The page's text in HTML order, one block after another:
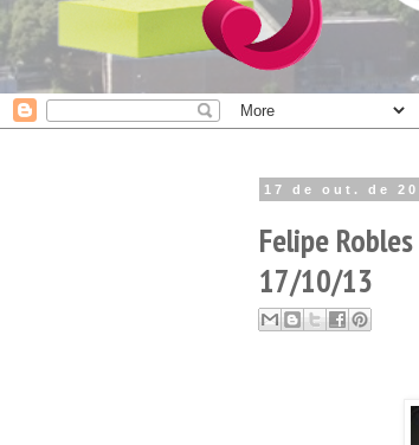
17 de out. de
Felipe
17/10/13